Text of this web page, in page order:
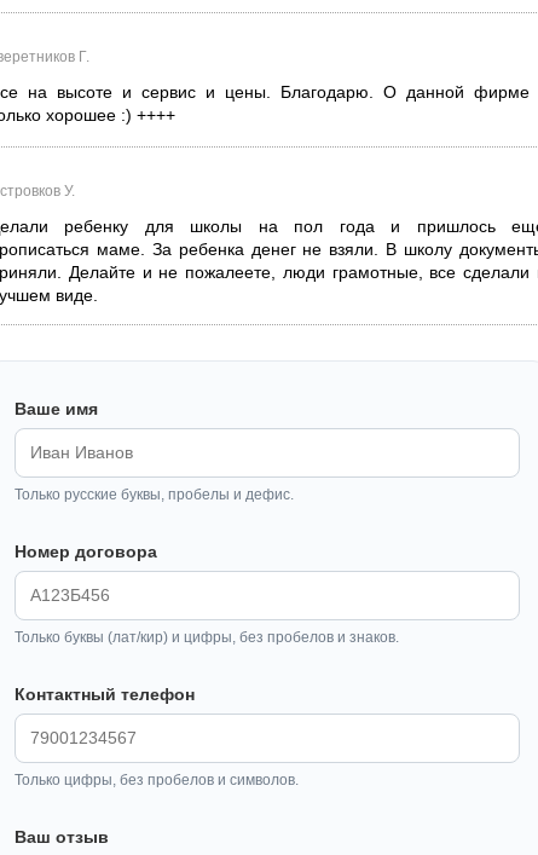
Г.
на высоте и сервис и цены. Благодарю. О данной фирме
хорошее :) ++++
У.
ребенку для школы на пол года и пришлось
маме. За ребенка денег не взяли. В школу
Делайте и не пожалеете, люди грамотные, все сделали
виде.
Ваше имя
Только русские буквы, пробелы и дефис.
Номер договора
Только буквы (лат/кир) и цифры, без пробелов и знаков.
Контактный телефон
Только цифры, без пробелов и символов.
Ваш отзыв